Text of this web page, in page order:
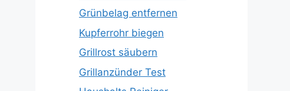
Grünbelag entfernen
Kupferrohr biegen
Grillrost säubern
Grillanzünder Test